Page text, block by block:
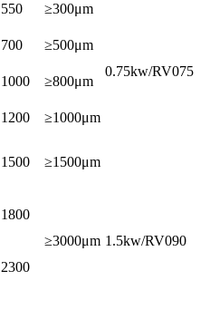
0.75kw/RV075
550
≥300μm
700
≥500μm
1000
≥800μm
1200
≥1000μm
1500 ≥1500μm
1800
≥3000μm 1.5kw/RV090
2300